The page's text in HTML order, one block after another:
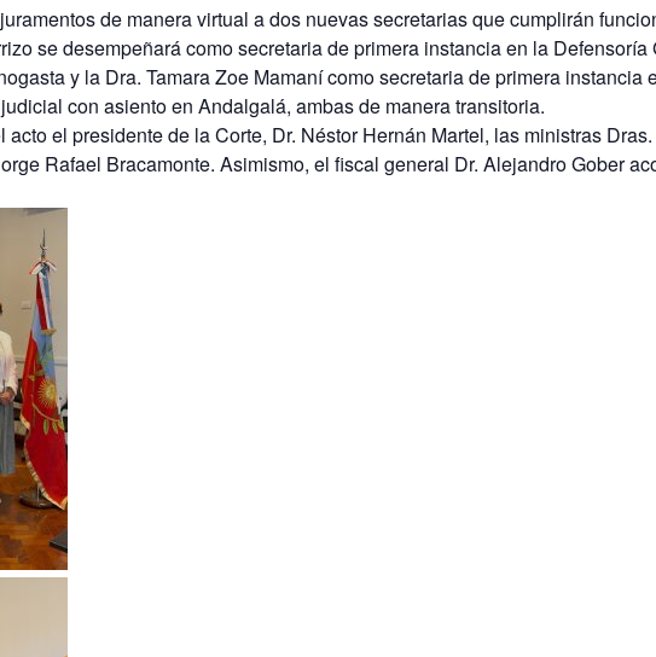
de manera virtual a dos nuevas secretarias que cumplirán
se desempeñará como secretaria de primera instancia en la
y la Dra. Tamara Zoe Mamaní como secretaria de primera
con asiento en Andalgalá, ambas de manera transitoria.
acto el presidente de la Corte, Dr. Néstor Hernán Martel, las ministras
Rafael Bracamonte. Asimismo, el fiscal general Dr. Alejandro Gober